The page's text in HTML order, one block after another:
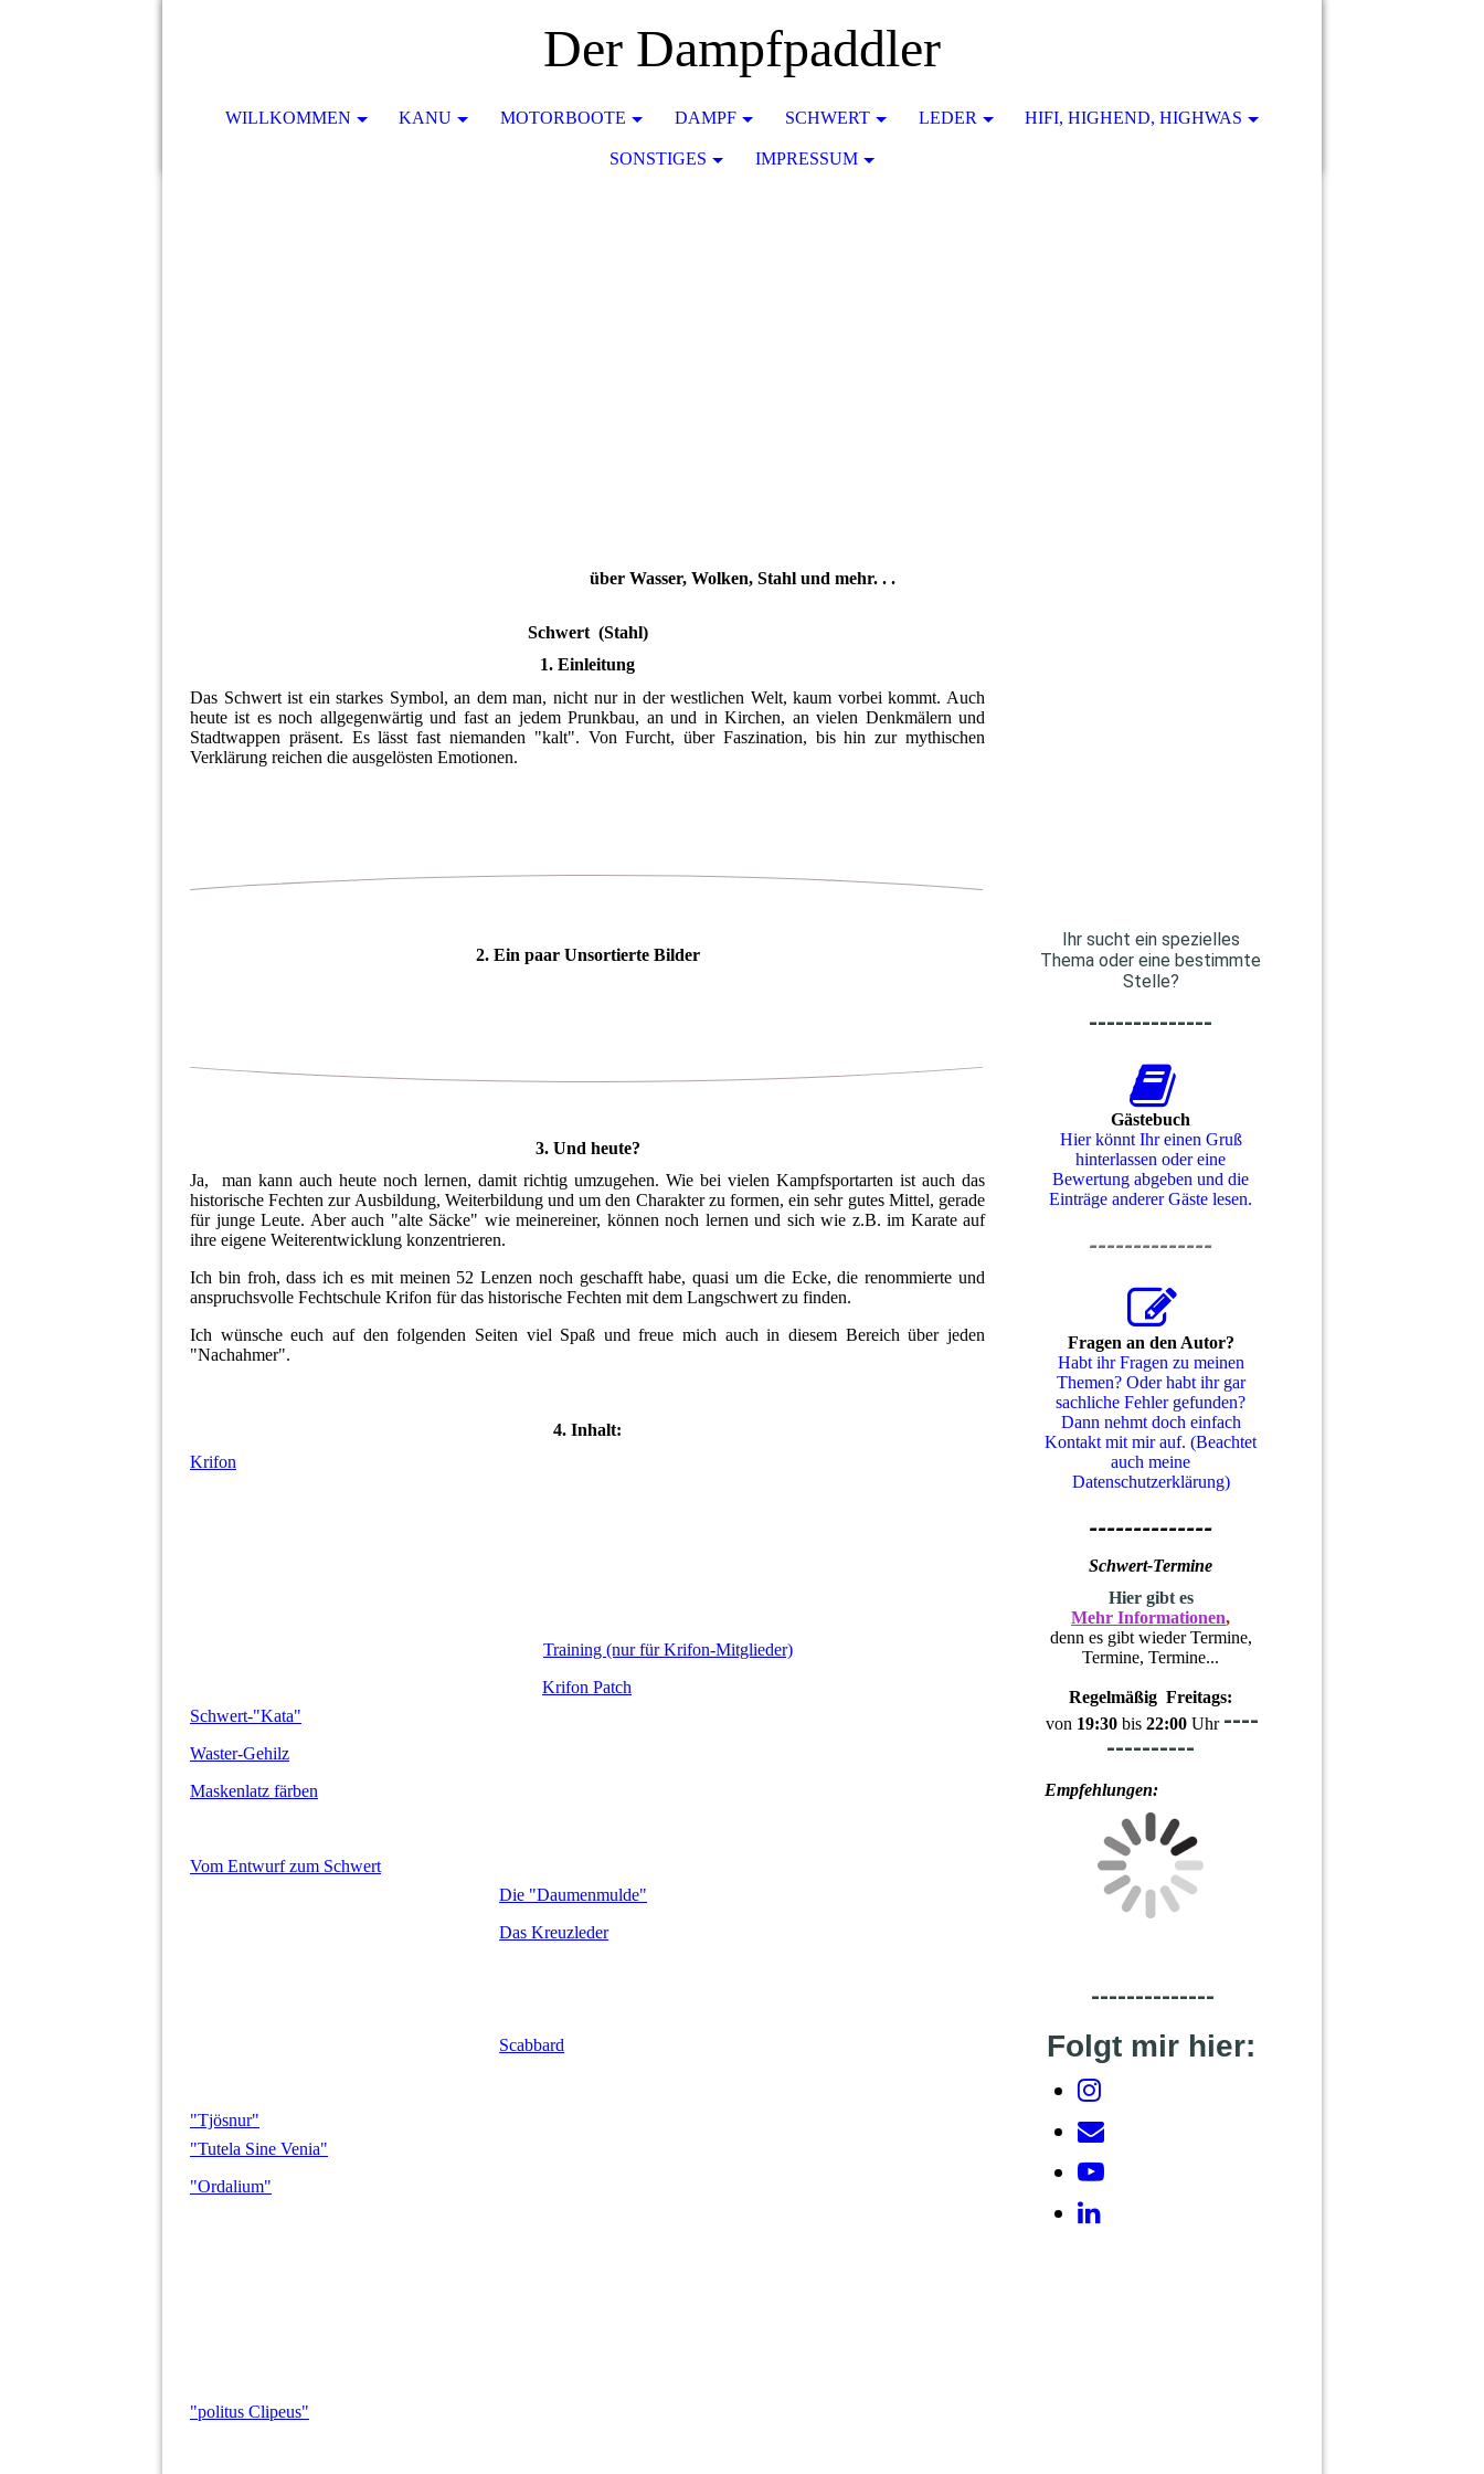
Der Dampfpaddler
WILLKOMMEN KANU MOTORBOOTE DAMPF SCHWERT LEDER HIFI, HIGHEND, HIGHWAS
SONSTIGES IMPRESSUM
über Wasser, Wolken, Stahl und mehr. . .
Schwert (Stahl)
1. Einleitung
Das Schwert ist ein starkes Symbol, an dem man, nicht nur in der westlichen Welt, kaum vorbei kommt. Auch
heute ist es noch allgegenwärtig und fast an jedem Prunkbau, an und in Kirchen, an vielen Denkmälern und
Stadtwappen präsent. Es lässt fast niemanden "kalt". Von Furcht, über Faszination, bis hin zur mythischen
Verklärung reichen die ausgelösten Emotionen.
2. Ein paar Unsortierte Bilder
3. Und heute?
Ja, man kann auch heute noch lernen, damit richtig umzugehen. Wie bei vielen Kampfsportarten ist auch das
historische Fechten zur Ausbildung, Weiterbildung und um den Charakter zu formen, ein sehr gutes Mittel, gerade
für junge Leute. Aber auch "alte Säcke" wie meinereiner, können noch lernen und sich wie z.B. im Karate auf
ihre eigene Weiterentwicklung konzentrieren.
Ich bin froh, dass ich es mit meinen 52 Lenzen noch geschafft habe, quasi um die Ecke, die renommierte und
anspruchsvolle Fechtschule Krifon für das historische Fechten mit dem Langschwert zu finden.
Ich wünsche euch auf den folgenden Seiten viel Spaß und freue mich auch in diesem Bereich über jeden
"Nachahmer".
4. Inhalt:
Krifon
Training (nur für Krifon-Mitglieder)
Krifon Patch
Schwert-"Kata"
Waster-Gehilz
Maskenlatz färben
Vom Entwurf zum Schwert
Die "Daumenmulde"
Das Kreuzleder
Scabbard
"Tjösnur"
"Tutela Sine Venia"
"Ordalium"
"politus Clipeus"
Ihr sucht ein spezielles
Thema oder eine bestimmte
Stelle?
--------------
Gästebuch
Hier könnt Ihr einen Gruß
hinterlassen oder eine
Bewertung abgeben und die
Einträge anderer Gäste lesen.
--------------
Fragen an den Autor?
Habt ihr Fragen zu meinen
Themen? Oder habt ihr gar
sachliche Fehler gefunden?
Dann nehmt doch einfach
Kontakt mit mir auf. (Beachtet
auch meine
Datenschutzerklärung)
--------------
Schwert-Termine
Hier gibt es
Mehr Informationen,
denn es gibt wieder Termine,
Termine, Termine...
Regelmäßig Freitags:
von 19:30 bis 22:00 Uhr ----
----------
Empfehlungen:
--------------
Folgt mir hier: